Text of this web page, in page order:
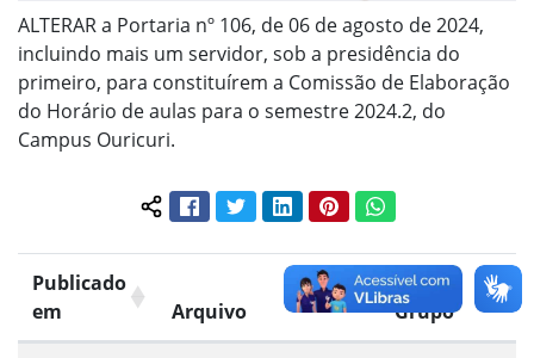
ALTERAR a Portaria nº 106, de 06 de agosto de 2024,
incluindo mais um servidor, sob a presidência do
primeiro, para constituírem a Comissão de Elaboração
do Horário de aulas para o semestre 2024.2, do
Campus Ouricuri.
Compartilhar conteúdo:
FacebookTwitterLinkedInPinterestWhatsApp
Publicado
em
Arquivo Grupo